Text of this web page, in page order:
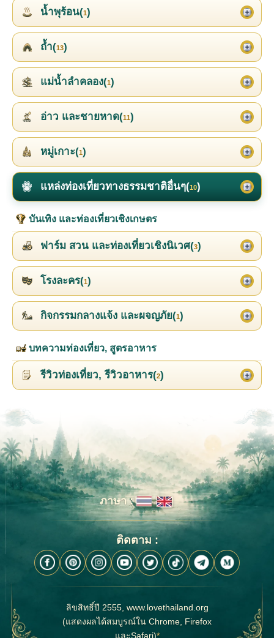
น้ำพุร้อน(1)
ถ้ำ(13)
แม่น้ำลำคลอง(1)
อ่าว และชายหาด(11)
หมู่เกาะ(1)
แหล่งท่องเที่ยวทางธรรมชาติอื่นๆ(10)
บันเทิง และท่องเที่ยวเชิงเกษตร
ฟาร์ม สวน และท่องเที่ยวเชิงนิเวศ(3)
โรงละคร(1)
กิจกรรมกลางแจ้ง และผจญภัย(1)
บทความท่องเที่ยว, สูตรอาหาร
รีวิวท่องเที่ยว, รีวิวอาหาร(2)
ภาษา :
ติดตาม :
ลิขสิทธิ์ปี 2555, www.lovethailand.org
(แสดงผลได้สมบูรณ์ใน Chrome, Firefox
และSafari)*